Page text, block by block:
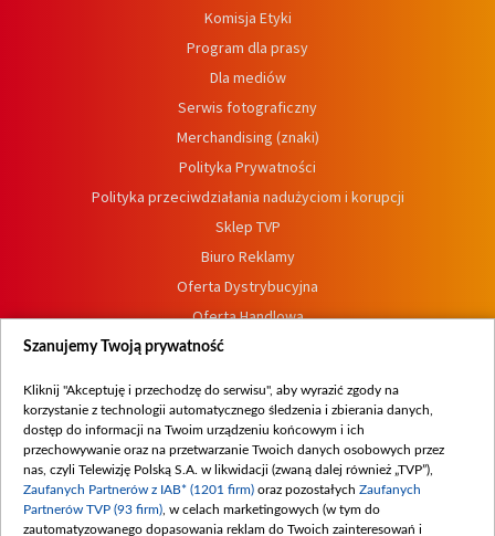
Komisja Etyki
Program dla prasy
Dla mediów
Serwis fotograficzny
Merchandising (znaki)
Polityka Prywatności
Polityka przeciwdziałania nadużyciom i korupcji
Sklep TVP
Biuro Reklamy
Oferta Dystrybucyjna
Oferta Handlowa
Dostępność
Procedura zgłoszeń wewnętrznych
Szanujemy Twoją prywatność
Kliknij "Akceptuję i przechodzę do serwisu", aby wyrazić zgody na
korzystanie z technologii automatycznego śledzenia i zbierania danych,
dostęp do informacji na Twoim urządzeniu końcowym i ich
przechowywanie oraz na przetwarzanie Twoich danych osobowych przez
nas, czyli Telewizję Polską S.A. w likwidacji (zwaną dalej również „TVP”),
Zaufanych Partnerów z IAB* (1201 firm) oraz pozostałych Zaufanych
Partnerów TVP (93 firm) , w celach marketingowych (w tym do
zautomatyzowanego dopasowania reklam do Twoich zainteresowań i